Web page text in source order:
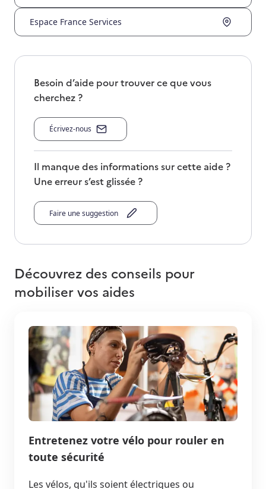
Espace France Services
Besoin d’aide pour trouver ce que vous
cherchez ?
Écrivez-nous
Il manque des informations sur cette aide ?
Une erreur s’est glissée ?
Faire une suggestion
Découvrez des conseils pour
mobiliser vos aides
Entretenez votre vélo pour rouler en
toute sécurité
Les vélos, qu'ils soient électriques ou